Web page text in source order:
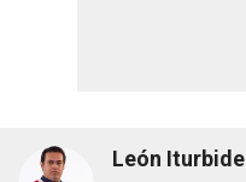
León Iturbide